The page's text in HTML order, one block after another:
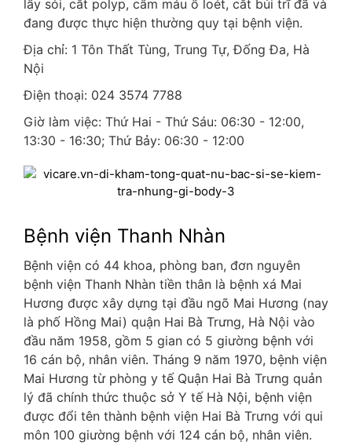
lấy sỏi, cắt polyp, cầm máu ổ loét, cắt búi trĩ đã và
đang được thực hiện thường quy tại bệnh viện.
Địa chỉ: 1 Tôn Thất Tùng, Trung Tự, Đống Đa, Hà
Nội
Điện thoại: 024 3574 7788
Giờ làm việc: Thứ Hai - Thứ Sáu: 06:30 - 12:00,
13:30 - 16:30; Thứ Bảy: 06:30 - 12:00
Bệnh viện Thanh Nhàn
Bệnh viện có 44 khoa, phòng ban, đơn nguyên
bệnh viện Thanh Nhàn tiền thân là bệnh xá Mai
Hương được xây dựng tại đầu ngõ Mai Hương (nay
là phố Hồng Mai) quận Hai Bà Trưng, Hà Nội vào
đầu năm 1958, gồm 5 gian có 5 giường bệnh với
16 cán bộ, nhân viên. Tháng 9 năm 1970, bệnh viện
Mai Hương từ phòng y tế Quận Hai Bà Trưng quản
lý đã chính thức thuộc sở Y tế Hà Nội, bệnh viện
được đổi tên thành bệnh viện Hai Bà Trưng với qui
môn 100 giường bệnh với 124 cán bộ, nhân viên.